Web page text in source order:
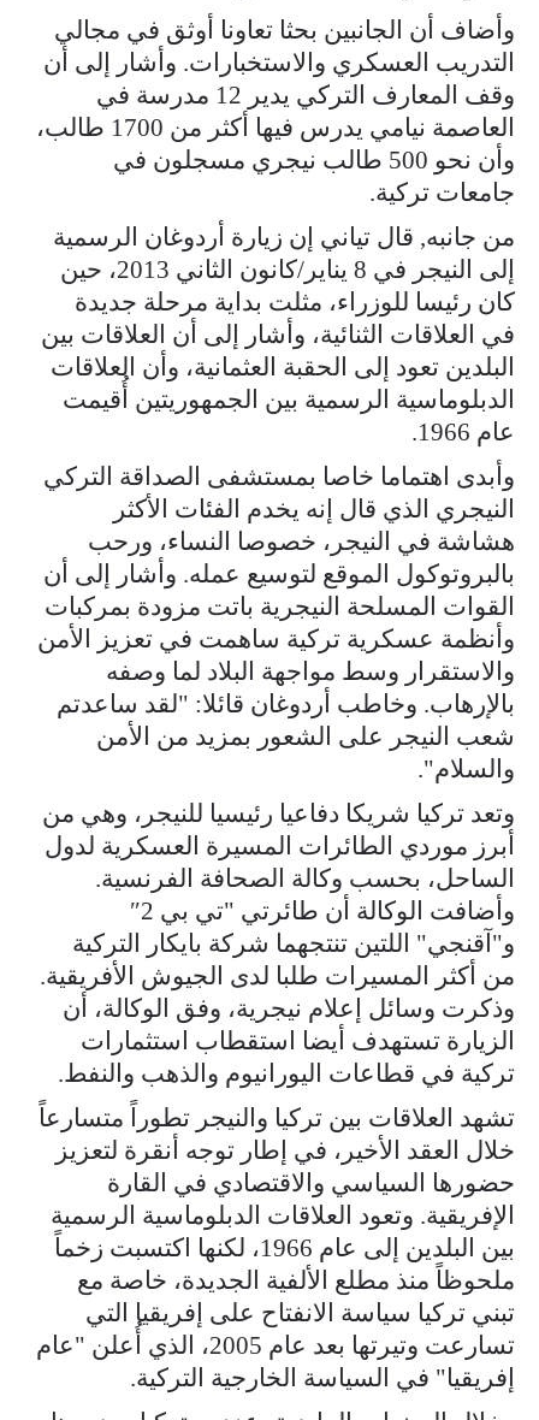
وأضاف أن الجانبين بحثا تعاونا أوثق في مجالي
التدريب العسكري والاستخبارات. وأشار إلى أن
وقف المعارف التركي يدير 12 مدرسة في
العاصمة نيامي يدرس فيها أكثر من 1700 طالب،
وأن نحو 500 طالب نيجري مسجلون في
جامعات تركية.
من جانبه, قال تياني إن زيارة أردوغان الرسمية
إلى النيجر في 8 يناير/كانون الثاني 2013، حين
كان رئيسا للوزراء، مثلت بداية مرحلة جديدة
في العلاقات الثنائية، وأشار إلى أن العلاقات بين
البلدين تعود إلى الحقبة العثمانية، وأن العلاقات
الدبلوماسية الرسمية بين الجمهوريتين أُقيمت
عام 1966.
وأبدى اهتماما خاصا بمستشفى الصداقة التركي
النيجري الذي قال إنه يخدم الفئات الأكثر
هشاشة في النيجر، خصوصا النساء، ورحب
بالبروتوكول الموقع لتوسيع عمله. وأشار إلى أن
القوات المسلحة النيجرية باتت مزودة بمركبات
وأنظمة عسكرية تركية ساهمت في تعزيز الأمن
والاستقرار وسط مواجهة البلاد لما وصفه
بالإرهاب. وخاطب أردوغان قائلا: "لقد ساعدتم
شعب النيجر على الشعور بمزيد من الأمن
والسلام".
وتعد تركيا شريكا دفاعيا رئيسيا للنيجر، وهي من
أبرز موردي الطائرات المسيرة العسكرية لدول
الساحل، بحسب وكالة الصحافة الفرنسية.
وأضافت الوكالة أن طائرتي "تي بي 2″
و"آقنجي" اللتين تنتجهما شركة بايكار التركية
من أكثر المسيرات طلبا لدى الجيوش الأفريقية.
وذكرت وسائل إعلام نيجرية، وفق الوكالة، أن
الزيارة تستهدف أيضا استقطاب استثمارات
تركية في قطاعات اليورانيوم والذهب والنفط.
تشهد العلاقات بين تركيا والنيجر تطوراً متسارعاً
خلال العقد الأخير، في إطار توجه أنقرة لتعزيز
حضورها السياسي والاقتصادي في القارة
الإفريقية. وتعود العلاقات الدبلوماسية الرسمية
بين البلدين إلى عام 1966، لكنها اكتسبت زخماً
ملحوظاً منذ مطلع الألفية الجديدة، خاصة مع
تبني تركيا سياسة الانفتاح على إفريقيا التي
تسارعت وتيرتها بعد عام 2005، الذي أُعلن "عام
إفريقيا" في السياسة الخارجية التركية.